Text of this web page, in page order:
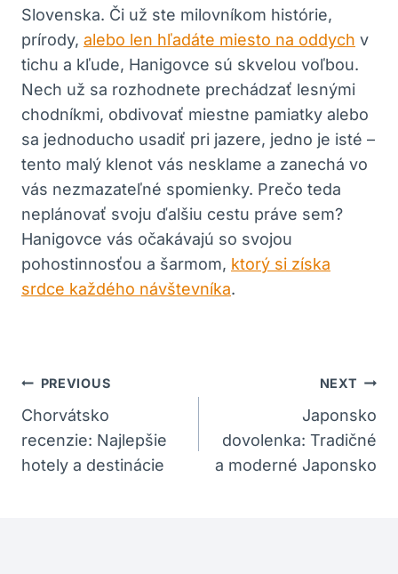
Slovenska. Či už ste milovníkom histórie,
prírody, alebo len hľadáte miesto na oddych v
tichu a kľude, Hanigovce sú skvelou voľbou.
Nech už sa rozhodnete prechádzať lesnými
chodníkmi, obdivovať miestne pamiatky alebo
sa jednoducho usadiť pri jazere, jedno je isté –
tento malý klenot vás nesklame a zanechá vo
vás nezmazateľné spomienky. Prečo teda
neplánovať svoju ďalšiu cestu práve sem?
Hanigovce vás očakávajú so svojou
pohostinnosťou a šarmom, ktorý si získa
srdce každého návštevníka.
Navigácia
V
Článku
PREVIOUS
Chorvátsko
recenzie: Najlepšie
hotely a destinácie
NEXT
Japonsko
dovolenka: Tradičné
a moderné Japonsko